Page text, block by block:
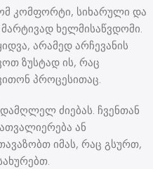
კომფორტი, სიხარული და
ხელმისაწვდომი.
არამედ არჩევანის
ზუსტად ის, რაც
პროცესითაც.
ძიებას. ჩვენთან
ან
იმას, რაც გსურთ,